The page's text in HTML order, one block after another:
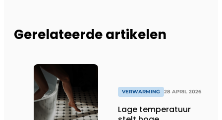
Gerelateerde artikelen
VERWARMING 28 APRIL 2026
Lage temperatuur